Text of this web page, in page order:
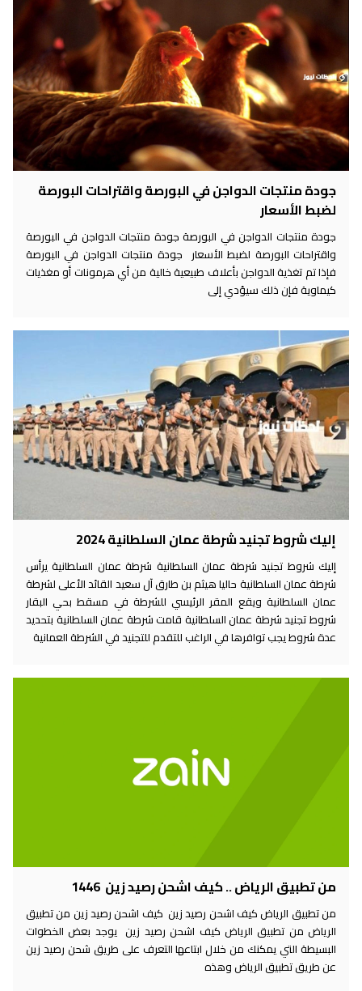
جودة منتجات الدواجن في البورصة واقتراحات البورصة
لضبط الأسعار
جودة منتجات الدواجن في البورصة جودة منتجات الدواجن في البورصة
واقتراحات البورصة لضبط الأسعار جودة منتجات الدواجن في البورصة
فإذا تم تغذية الدواجن بأعلاف طبيعية خالية من أي هرمونات أو مغذيات
كيماوية فإن ذلك سيؤدي إلى
إليك شروط تجنيد شرطة عمان السلطانية 2024
إليك شروط تجنيد شرطة عمان السلطانية شرطة عمان السلطانية يرأس
شرطة عمان السلطانية حاليا هيثم بن طارق آل سعيد القائد الأعلى لشرطة
عمان السلطانية ويقع المقر الرئيسي للشرطة في مسقط بحي البقار
شروط تجنيد شرطة عمان السلطانية قامت شرطة عمان السلطانية بتحديد
عدة شروط يجب توافرها في الراغب للتقدم للتجنيد في الشرطة العمانية
من تطبيق الرياض .. كيف اشحن رصيد زين 1446
من تطبيق الرياض كيف اشحن رصيد زين كيف اشحن رصيد زين من تطبيق
الرياض من تطبيق الرياض كيف اشحن رصيد زين يوجد بعض الخطوات
البسيطة التي يمكنك من خلال ابتاعها التعرف على طريق شحن رصيد زين
عن طريق تطبيق الرياض وهذه